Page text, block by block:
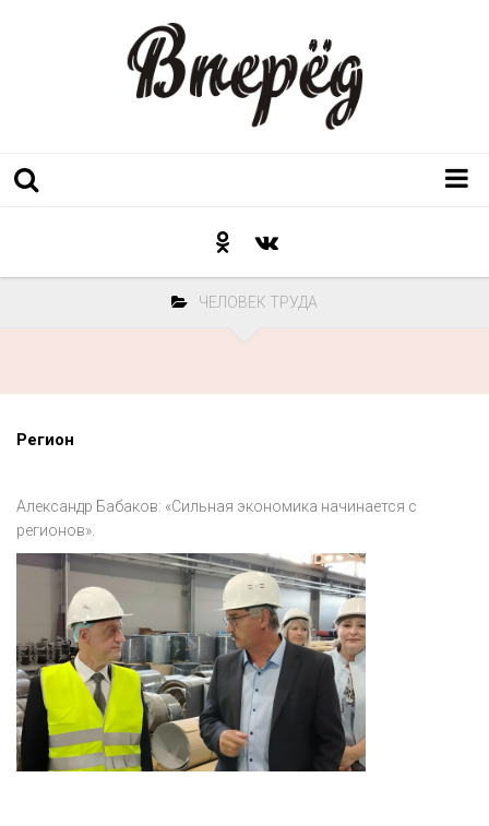
Послесловие к празднику
Акция
Конкурс
Люди родного края
Национальные проекты
Память
Наши юбиляры
ЧЕЛОВЕК ТРУДА
Регион
Александр Бабаков: «Сильная экономика начинается с
регионов».